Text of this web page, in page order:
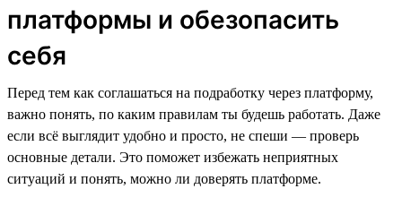
платформы и обезопасить
себя
Перед тем как соглашаться на подработку через платформу,
важно понять, по каким правилам ты будешь работать. Даже
если всё выглядит удобно и просто, не спеши — проверь
основные детали. Это поможет избежать неприятных
ситуаций и понять, можно ли доверять платформе.